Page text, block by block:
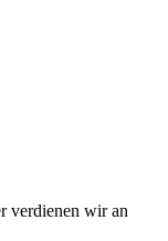
verdienen wir an